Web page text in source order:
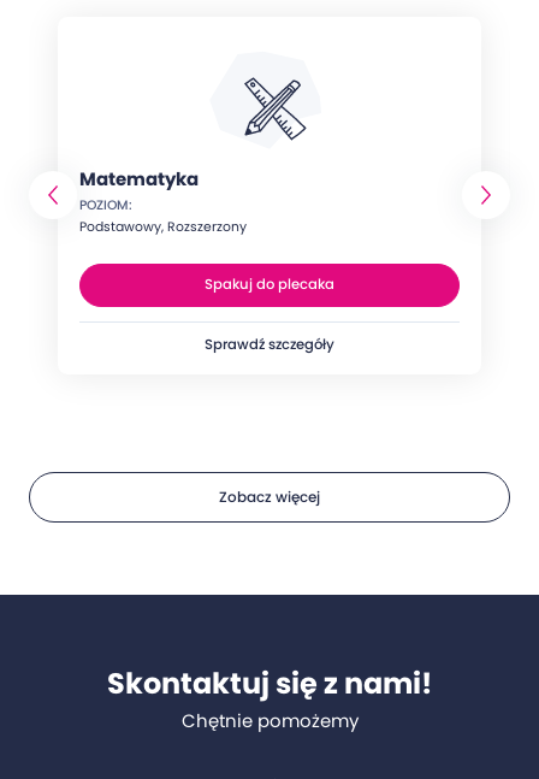
Matematyka
POZIOM:
Podstawowy, Rozszerzony
Spakuj do plecaka
Sprawdź szczegóły
Zobacz więcej
Skontaktuj się z nami!
Chętnie pomożemy